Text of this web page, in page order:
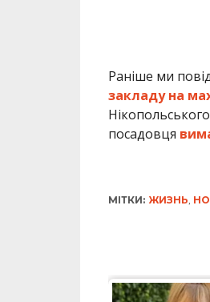
Раніше ми
закладу на
посадовця
МІТКИ: ЖИЗНЬ,